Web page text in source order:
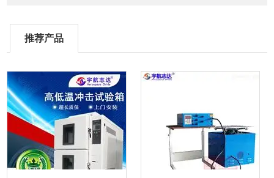
推荐产品